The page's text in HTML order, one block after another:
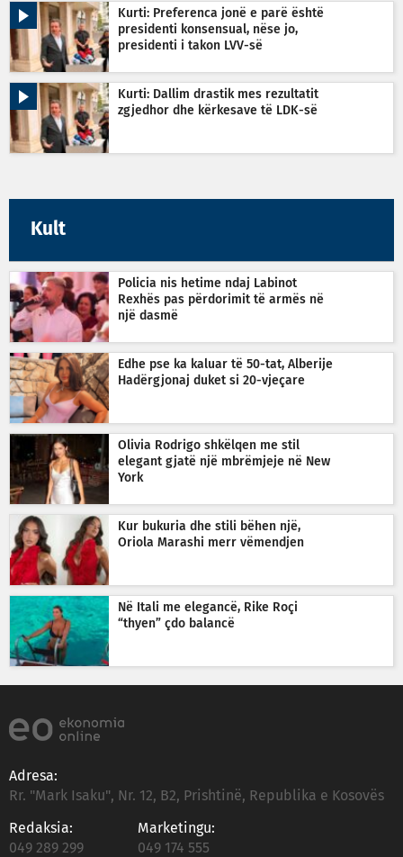
Kurti: Preferenca jonë e parë është
presidenti konsensual, nëse jo,
presidenti i takon LVV-së
Kurti: Dallim drastik mes rezultatit
zgjedhor dhe kërkesave të LDK-së
Kult
Policia nis hetime ndaj Labinot
Rexhës pas përdorimit të armës në
një dasmë
Edhe pse ka kaluar të 50-tat, Alberije
Hadërgjonaj duket si 20-vjeçare
Olivia Rodrigo shkëlqen me stil
elegant gjatë një mbrëmjeje në New
York
Kur bukuria dhe stili bëhen një,
Oriola Marashi merr vëmendjen
Në Itali me elegancë, Rike Roçi
“thyen” çdo balancë
Adresa:
Rr. "Mark Isaku", Nr. 12, B2, Prishtinë, Republika e Kosovës
Redaksia:
049 289 299
Marketingu:
049 174 555